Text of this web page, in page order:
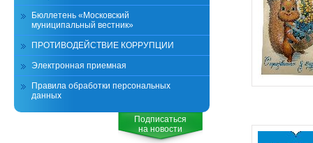
Бюллетень «Московский
муниципальный вестник»
ПРОТИВОДЕЙСТВИЕ КОРРУПЦИИ
Электронная приемная
Правила обработки персональных
данных
Подписаться
на новости